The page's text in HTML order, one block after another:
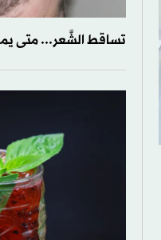
تساقط الشَّعر... متى